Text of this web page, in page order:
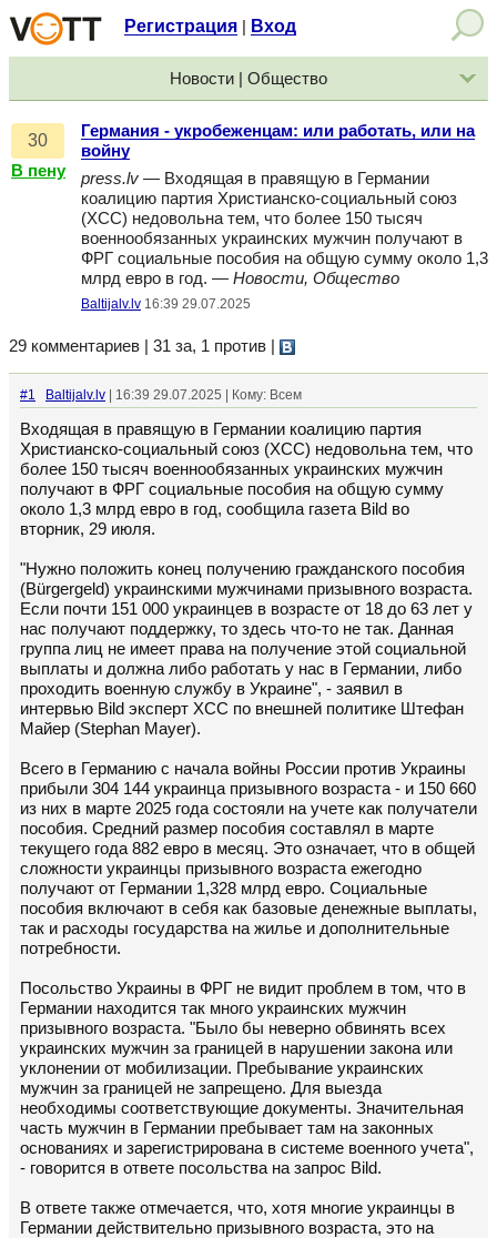
Регистрация Вход
Новости | Общество
30
В пену
Германия - укробеженцам: или работать, или на
войну
press.lv — Входящая в правящую в Германии
коалицию партия Христианско-социальный союз
(ХСС) недовольна тем, что более 150 тысяч
военнообязанных украинских мужчин получают в
ФРГ социальные пособия на общую сумму около 1,3
млрд евро в год. — Новости, Общество
Baltijalv.lv 16:39 29.07.2025
29 комментариев | 31 за, 1 против
#1 Baltijalv.lv | 16:39 29.07.2025 | Кому: Всем
Входящая в правящую в Германии коалицию партия
Христианско-социальный союз (ХСС) недовольна тем, что
более 150 тысяч военнообязанных украинских мужчин
получают в ФРГ социальные пособия на общую сумму
около 1,3 млрд евро в год, сообщила газета Bild во
вторник, 29 июля.
"Нужно положить конец получению гражданского пособия
(Bürgergeld) украинскими мужчинами призывного возраста.
Если почти 151 000 украинцев в возрасте от 18 до 63 лет у
нас получают поддержку, то здесь что-то не так. Данная
группа лиц не имеет права на получение этой социальной
выплаты и должна либо работать у нас в Германии, либо
проходить военную службу в Украине", - заявил в
интервью Bild эксперт ХСС по внешней политике Штефан
Майер (Stephan Mayer).
Всего в Германию с начала войны России против Украины
прибыли 304 144 украинца призывного возраста - и 150 660
из них в марте 2025 года состояли на учете как получатели
пособия. Средний размер пособия составлял в марте
текущего года 882 евро в месяц. Это означает, что в общей
сложности украинцы призывного возраста ежегодно
получают от Германии 1,328 млрд евро. Социальные
пособия включают в себя как базовые денежные выплаты,
так и расходы государства на жилье и дополнительные
потребности.
Посольство Украины в ФРГ не видит проблем в том, что в
Германии находится так много украинских мужчин
призывного возраста. "Было бы неверно обвинять всех
украинских мужчин за границей в нарушении закона или
уклонении от мобилизации. Пребывание украинских
мужчин за границей не запрещено. Для выезда
необходимы соответствующие документы. Значительная
часть мужчин в Германии пребывает там на законных
основаниях и зарегистрирована в системе военного учета",
- говорится в ответе посольства на запрос Bild.
В ответе также отмечается, что, хотя многие украинцы в
Германии действительно призывного возраста, это на